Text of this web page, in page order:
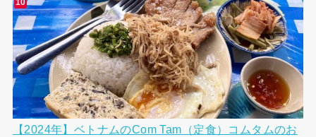
【2024年】ベトナムのCom Tam（定食）コムタムのお